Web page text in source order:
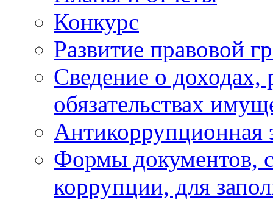
Конкурс
Развитие правовой
Сведение о доходах,
обязательствах
Антикоррупционная
Формы документов,
коррупции, для